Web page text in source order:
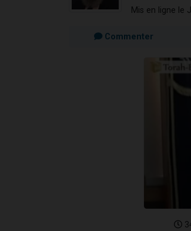
Mis en ligne le
Commenter